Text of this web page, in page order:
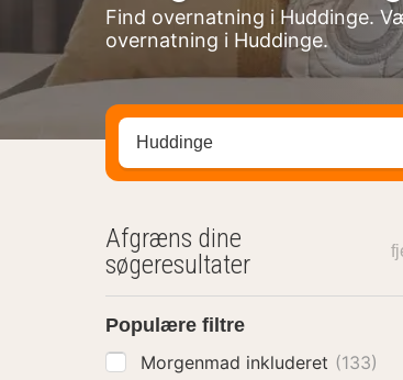
Find overnatning i Huddinge.
overnatning i Huddinge.
Søg efter destination ...
Afgræns dine
søgeresultater
Populære filtre
Morgenmad inkluderet (133)